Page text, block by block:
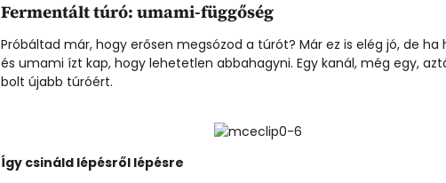
Fermentált túró: umami-függőség
Próbáltad már, hogy erősen megsózod a túrót? Már ez is elég jó, de
és umami ízt kap, hogy lehetetlen abbahagyni. Egy kanál, még egy,
bolt újabb túróért.
Így csináld lépésről lépésre